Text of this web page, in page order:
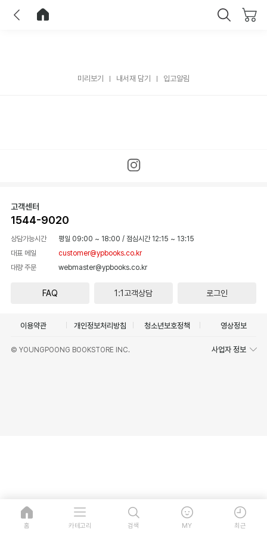
미리보기 내서재 담기 입고알림
고객센터
1544-9020
상담가능시간 평일 09:00 ~ 18:00 / 점심시간 12:15 ~ 13:15
대표 메일
customer@ypbooks.co.kr
대량 주문
webmaster@ypbooks.co.kr
FAQ 1:1고객상담 로그인
이용약관 개인정보처리방침 청소년보호정책 영상정보
© YOUNGPOONG BOOKSTORE INC. 사업자 정보
홈 카테고리 검색 MY 최근